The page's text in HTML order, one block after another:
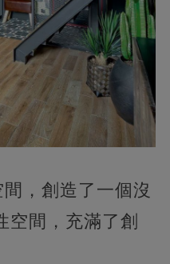
，創造了一個沒
空間，充滿了創